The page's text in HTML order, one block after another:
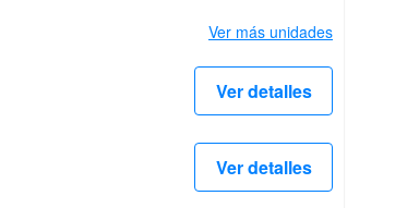
Ver más unidades
Ver detalles
Ver detalles